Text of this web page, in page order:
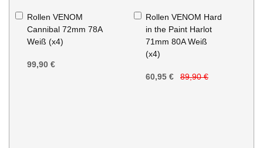
Rollen VENOM
Cannibal 72mm 78A
Weiß (x4)
99,90 €
In
den
Warenkorb
Rollen VENOM Hard
in the Paint Harlot
71mm 80A Weiß
(x4)
60,95 € 89,90 €
In
den
Warenkorb